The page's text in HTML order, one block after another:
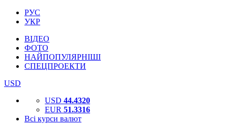
РУС
УКР
ВІДЕО
ФОТО
НАЙПОПУЛЯРНІШІ
СПЕЦПРОЕКТИ
USD
USD 44.4320
EUR 51.3316
Всі курси валют